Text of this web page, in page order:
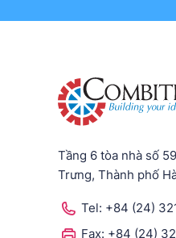
Tầng 6 tòa nhà số
Trưng, Thành phố
Tel: +84 (24)
Fax: +84 (24)